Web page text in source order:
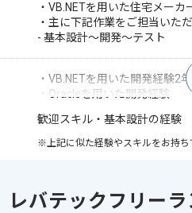
・VB.NETを用いた住宅メー
・主に下記作業をご担当いた
- 基本設計～開発～テスト
・VB.NETを用いた開発経験2
・Oracleを用いた開発経験
歓迎スキル ・基本設計の経験
※上記に似た経験やスキルをお持
レバテックフリー